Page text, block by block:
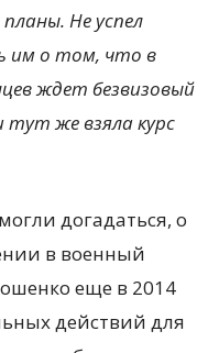
Не успел
им о том, что в
ждет безвизовый
тут же взяла курс
догадаться, о
в военный
еще в 2014
действий для